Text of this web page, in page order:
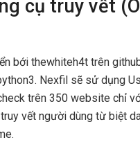
cụ truy vết
bới thewhiteh4t trên
Nexfil sẽ sử dụng
trên 350 website chỉ
vết người dùng từ biệt